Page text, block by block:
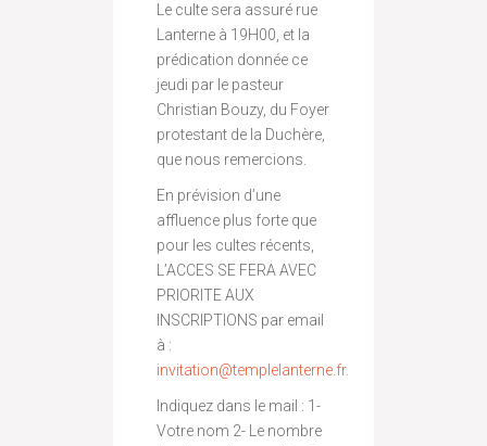
Le culte sera assuré rue
Lanterne à 19H00, et la
prédication donnée ce
jeudi par le pasteur
Christian Bouzy, du Foyer
protestant de la Duchère,
que nous remercions.
En prévision d’une
affluence plus forte que
pour les cultes récents,
L’ACCES SE FERA AVEC
PRIORITE AUX
INSCRIPTIONS par email
à :
invitation@templelanterne.fr.
Indiquez dans le mail : 1-
Votre nom 2- Le nombre